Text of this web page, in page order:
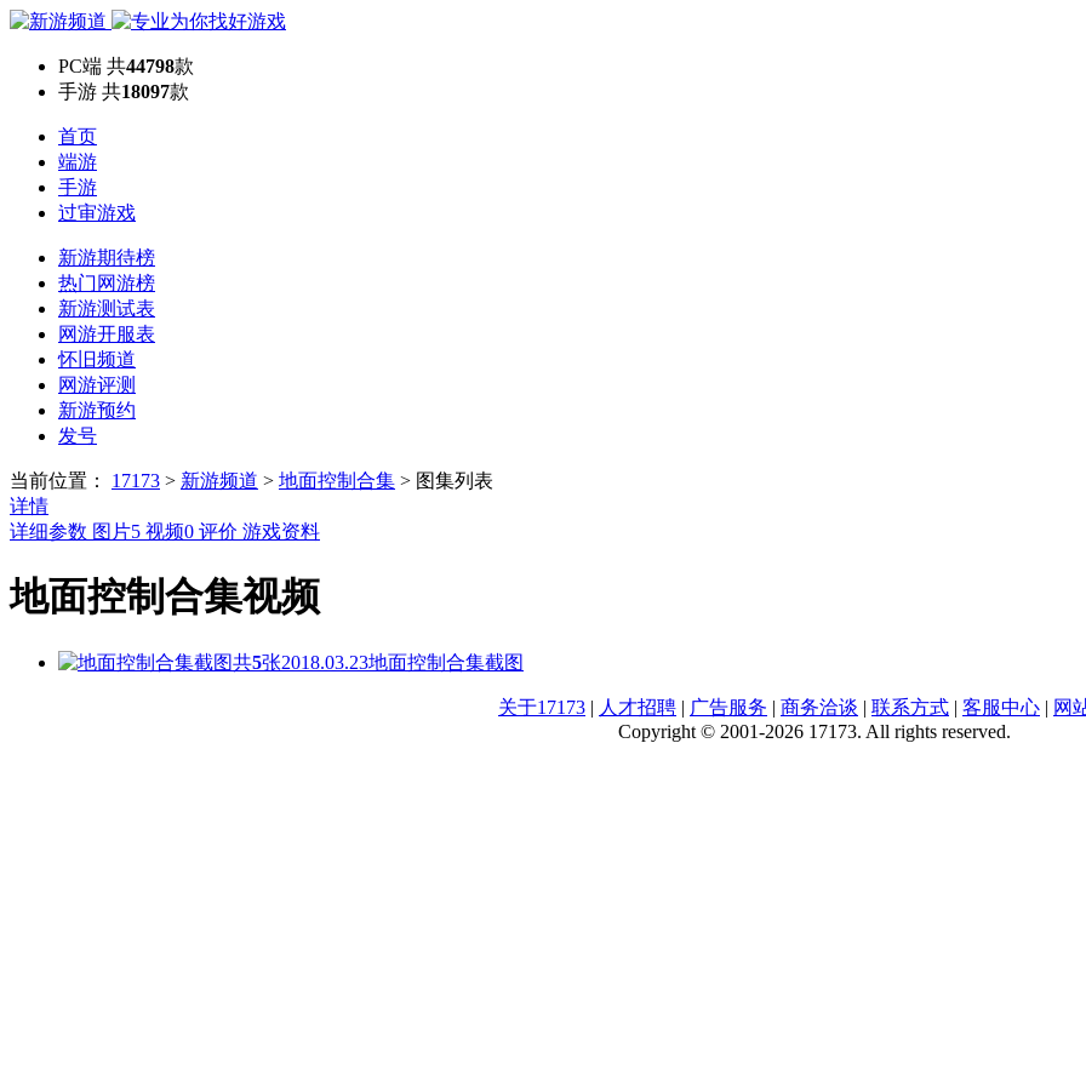
PC端 共44798款
手游 共18097款
首页
端游
手游
过审游戏
新游期待榜
热门网游榜
新游测试表
网游开服表
怀旧频道
网游评测
新游预约
发号
当前位置： 17173 > 新游频道 > 地面控制合集 > 图集列表
详情
详细参数 图片5 视频0 评价 游戏资料
地面控制合集视频
共5张2018.03.23地面控制合集截图
关于17173 | 人才招聘 | 广告服务 | 商务洽谈 | 联系方式 | 客服中心 | 网
Copyright © 2001-2026 17173. All rights reserved.